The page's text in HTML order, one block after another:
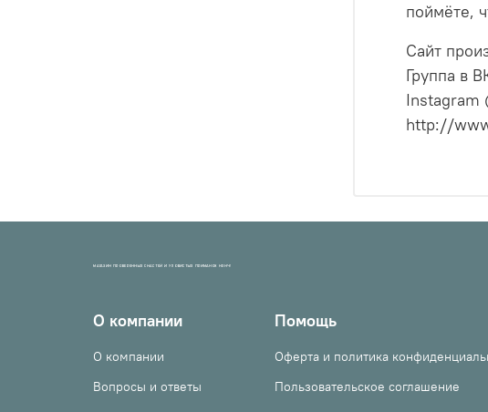
поймёте,
Сайт
Группа в
Instagram
http://
МАГАЗИН ПРОВЕРЕННЫХ СНАСТЕЙ И УЛОВИСТЫХ ПРИМАНОК НХНЧ!
О компании
О компании
Вопросы и ответы
Помощь
Оферта и политика
Пользовательское соглашение